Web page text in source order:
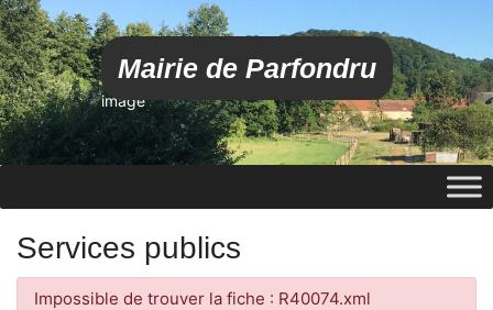
Mairie de Parfondru
image
Services publics
Impossible de trouver la fiche : R40074.xml